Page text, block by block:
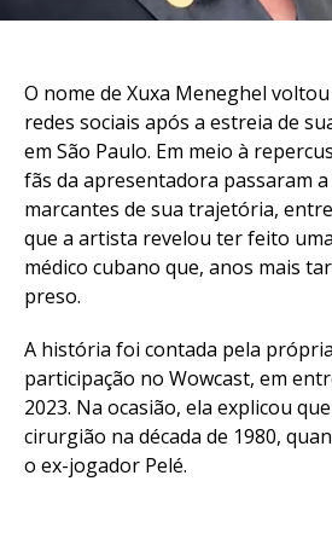
O nome de Xuxa Meneghel
redes sociais após a estreia de
em São Paulo. Em meio à
fãs da apresentadora passaram
marcantes de sua trajetória,
que a artista revelou ter feito
médico cubano que, anos mais
preso.
A história foi contada pela
participação no Wowcast, em
2023. Na ocasião, ela explicou
cirurgião na década de 1980,
o ex-jogador Pelé.